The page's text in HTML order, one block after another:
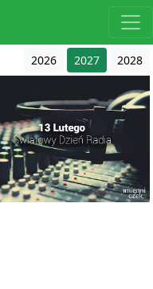
2026 2027 2028